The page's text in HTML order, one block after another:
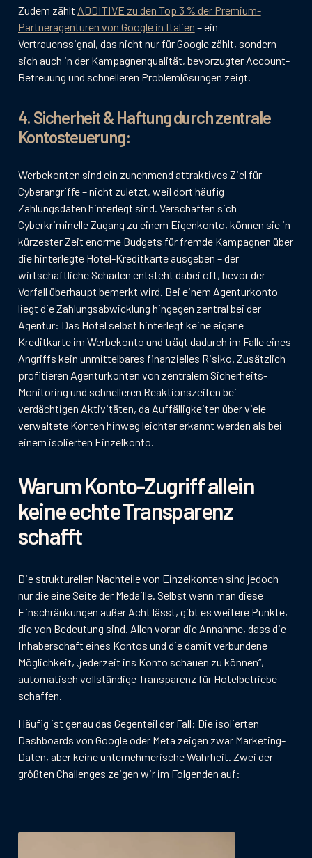
Zudem zählt ADDITIVE zu den Top 3 % der Premium-
Partneragenturen von Google in Italien – ein
Vertrauenssignal, das nicht nur für Google zählt, sondern
sich auch in der Kampagnenqualität, bevorzugter Account-
Betreuung und schnelleren Problemlösungen zeigt.
4. Sicherheit & Haftung durch zentrale
Kontosteuerung:
Werbekonten sind ein zunehmend attraktives Ziel für
Cyberangriffe – nicht zuletzt, weil dort häufig
Zahlungsdaten hinterlegt sind. Verschaffen sich
Cyberkriminelle Zugang zu einem Eigenkonto, können sie in
kürzester Zeit enorme Budgets für fremde Kampagnen über
die hinterlegte Hotel-Kreditkarte ausgeben – der
wirtschaftliche Schaden entsteht dabei oft, bevor der
Vorfall überhaupt bemerkt wird. Bei einem Agenturkonto
liegt die Zahlungsabwicklung hingegen zentral bei der
Agentur: Das Hotel selbst hinterlegt keine eigene
Kreditkarte im Werbekonto und trägt dadurch im Falle eines
Angriffs kein unmittelbares finanzielles Risiko. Zusätzlich
profitieren Agenturkonten von zentralem Sicherheits-
Monitoring und schnelleren Reaktionszeiten bei
verdächtigen Aktivitäten, da Auffälligkeiten über viele
verwaltete Konten hinweg leichter erkannt werden als bei
einem isolierten Einzelkonto.
Warum Konto-Zugriff allein
keine echte Transparenz
schafft
Die strukturellen Nachteile von Einzelkonten sind jedoch
nur die eine Seite der Medaille. Selbst wenn man diese
Einschränkungen außer Acht lässt, gibt es weitere Punkte,
die von Bedeutung sind. Allen voran die Annahme, dass die
Inhaberschaft eines Kontos und die damit verbundene
Möglichkeit, „jederzeit ins Konto schauen zu können“,
automatisch vollständige Transparenz für Hotelbetriebe
schaffen.
Häufig ist genau das Gegenteil der Fall: Die isolierten
Dashboards von Google oder Meta zeigen zwar Marketing-
Daten, aber keine unternehmerische Wahrheit. Zwei der
größten Challenges zeigen wir im Folgenden auf: